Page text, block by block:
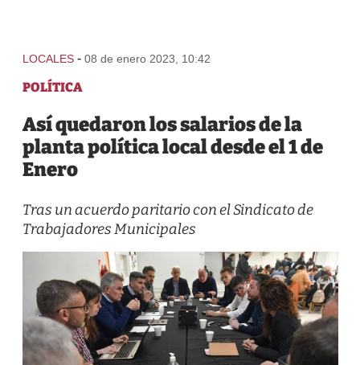
LOCALES - 08 de enero 2023, 10:42
POLÍTICA
Así quedaron los salarios de la
planta política local desde el 1 de
Enero
Tras un acuerdo paritario con el Sindicato de
Trabajadores Municipales